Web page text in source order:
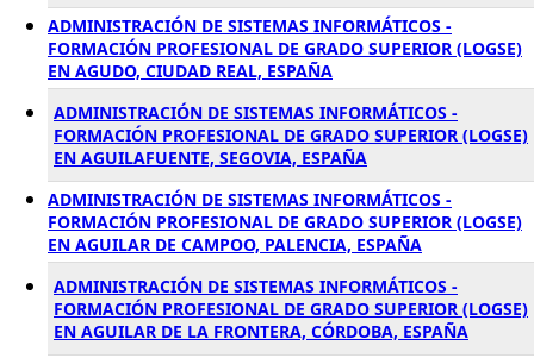
ADMINISTRACIÓN DE SISTEMAS INFORMÁTICOS -
FORMACIÓN PROFESIONAL DE GRADO SUPERIOR (LOGSE)
EN AGUDO, CIUDAD REAL, ESPAÑA
ADMINISTRACIÓN DE SISTEMAS INFORMÁTICOS -
FORMACIÓN PROFESIONAL DE GRADO SUPERIOR (LOGSE)
EN AGUILAFUENTE, SEGOVIA, ESPAÑA
ADMINISTRACIÓN DE SISTEMAS INFORMÁTICOS -
FORMACIÓN PROFESIONAL DE GRADO SUPERIOR (LOGSE)
EN AGUILAR DE CAMPOO, PALENCIA, ESPAÑA
ADMINISTRACIÓN DE SISTEMAS INFORMÁTICOS -
FORMACIÓN PROFESIONAL DE GRADO SUPERIOR (LOGSE)
EN AGUILAR DE LA FRONTERA, CÓRDOBA, ESPAÑA